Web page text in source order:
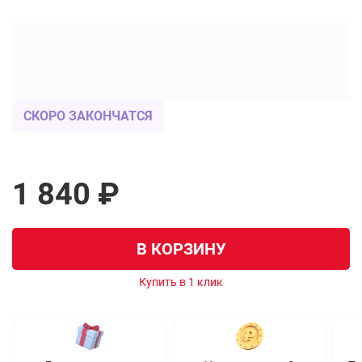
СКОРО ЗАКОНЧАТСЯ
1 840 ₽
В КОРЗИНУ
Купить в 1 клик